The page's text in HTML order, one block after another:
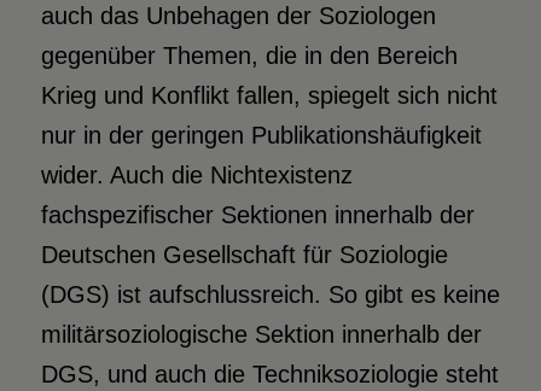
auch das Unbehagen der Soziologen
gegenüber Themen, die in den Bereich
Krieg und Konflikt fallen, spiegelt sich nicht
nur in der geringen Publikationshäufigkeit
wider. Auch die Nichtexistenz
fachspezifischer Sektionen innerhalb der
Deutschen Gesellschaft für Soziologie
(DGS) ist aufschlussreich. So gibt es keine
militärsoziologische Sektion innerhalb der
DGS, und auch die Techniksoziologie steht